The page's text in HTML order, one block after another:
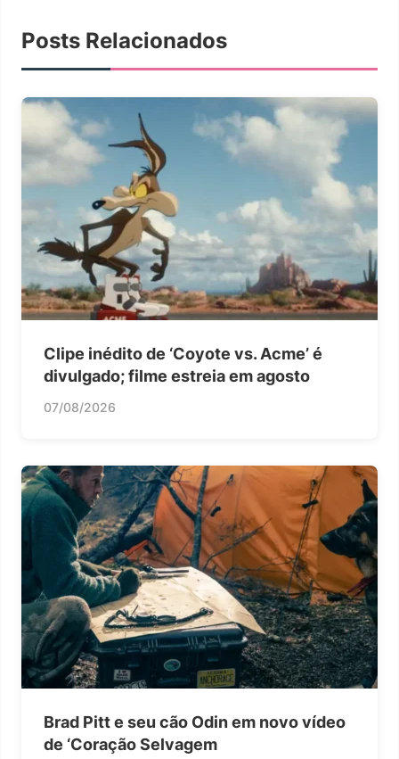
Posts Relacionados
Clipe inédito de ‘Coyote vs. Acme’ é
divulgado; filme estreia em agosto
07/08/2026
Brad Pitt e seu cão Odin em novo vídeo
de ‘Coração Selvagem